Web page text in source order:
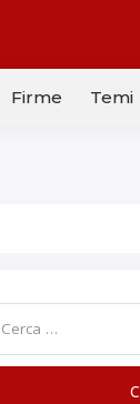
Firme Temi